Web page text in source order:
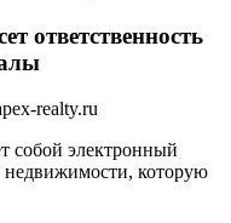
ответственность
realty.ru
собой электронный
недвижимости, которую